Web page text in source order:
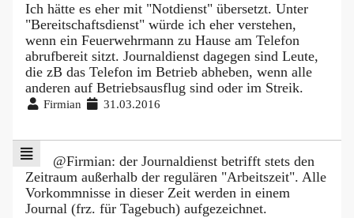
Ich hätte es eher mit "Notdienst" übersetzt. Unter
"Bereitschaftsdienst" würde ich eher verstehen,
wenn ein Feuerwehrmann zu Hause am Telefon
abrufbereit sitzt. Journaldienst dagegen sind Leute,
die zB das Telefon im Betrieb abheben, wenn alle
anderen auf Betriebsausflug sind oder im Streik.
Firmian 31.03.2016
@Firmian: der Journaldienst betrifft stets den
Zeitraum außerhalb der regulären "Arbeitszeit". Alle
Vorkommnisse in dieser Zeit werden in einem
Journal (frz. für Tagebuch) aufgezeichnet.